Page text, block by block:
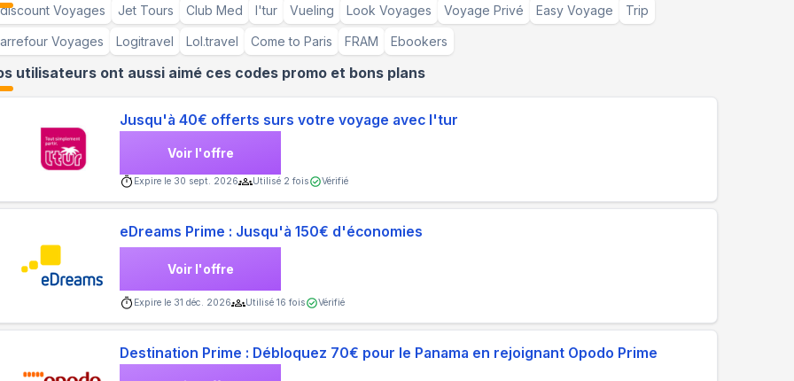
Voyages
Jet Tours Club Med l'tur Vueling Look Voyages Voyage Privé Easy Voyage Trip
Voyages Logitravel Lol.travel Come to Paris FRAM Ebookers
utilisateurs ont aussi aimé ces codes promo et bons plans
Jusqu'à 40€ offerts surs votre voyage avec l'tur
Voir l'offre
Expire le 30 sept. 2026 Utilisé 2 fois Vérifié
eDreams Prime : Jusqu'à 150€ d'économies
Voir l'offre
Expire le 31 déc. 2026 Utilisé16 fois Vérifié
Destination Prime : Débloquez 70€ pour le Panama en rejoignant Opodo Prime